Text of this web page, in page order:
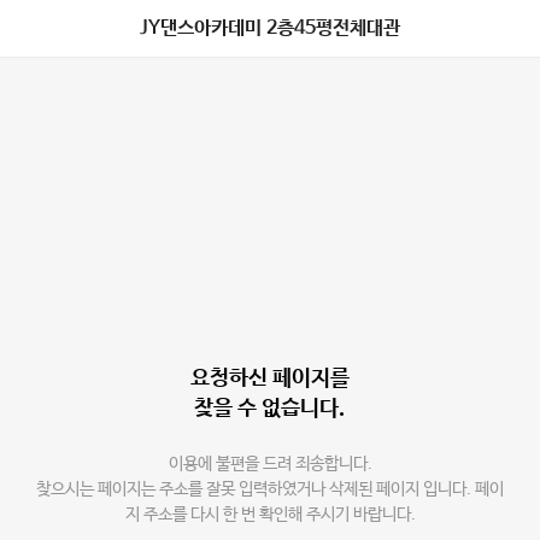
JY댄스아카데미 2층45평전체대관
요청하신 페이지를
찾을 수 없습니다.
이용에 불편을 드려 죄송합니다.
찾으시는 페이지는 주소를 잘못 입력하였거나 삭제된 페이지 입니다. 페이
지 주소를 다시 한 번 확인해 주시기 바랍니다.